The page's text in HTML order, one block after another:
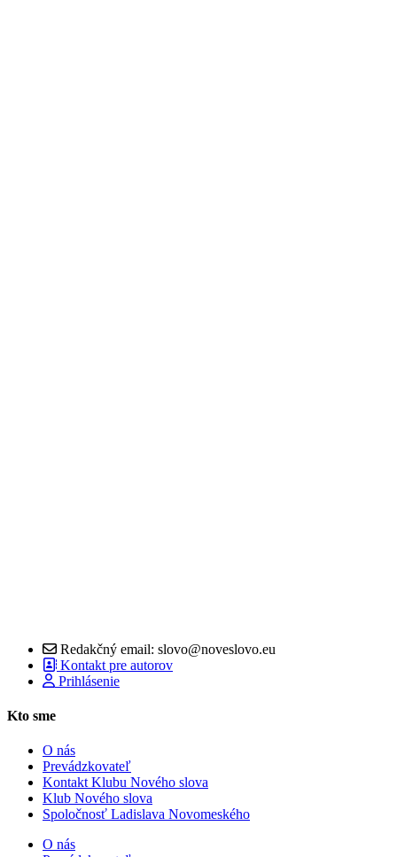
Redakčný email: slovo@noveslovo.eu
Kontakt pre autorov
Prihlásenie
Kto sme
O nás
Prevádzkovateľ
Kontakt Klubu Nového slova
Klub Nového slova
Spoločnosť Ladislava Novomeského
O nás